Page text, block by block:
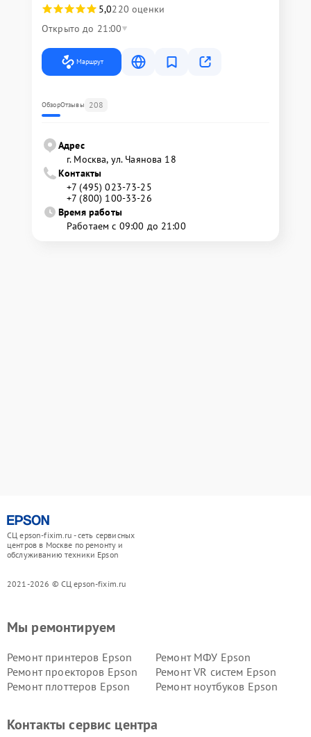
5,0220 оценки
Открыто до 21:00
Маршрут
ОбзорОтзывы 208
Адрес
г. Москва, ул. Чаянова 18
Контакты
+7 (495) 023-73-25
+7 (800) 100-33-26
Время работы
Работаем с 09:00 до 21:00
СЦ epson-fixim.ru - сеть сервисных
центров в Москве по ремонту и
обслуживанию техники Epson
2021-2026 © СЦ epson-fixim.ru
Мы ремонтируем
Ремонт принтеров Epson
Ремонт МФУ Epson
Ремонт проекторов Epson
Ремонт VR систем Epson
Ремонт плоттеров Epson
Ремонт ноутбуков Epson
Контакты сервис центра